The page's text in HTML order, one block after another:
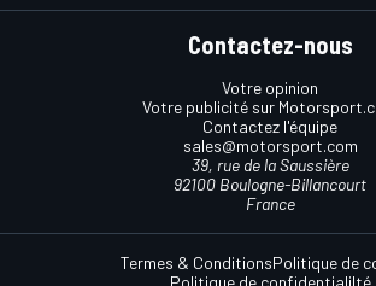
Contactez-nous
Votre opinion
Votre publicité sur
Contactez l'équipe
sales@motorsport.com
39, rue de la Saussière
92100 Boulogne-Billancourt
France
Termes & ConditionsPolitique de
Politique de confidentialilté